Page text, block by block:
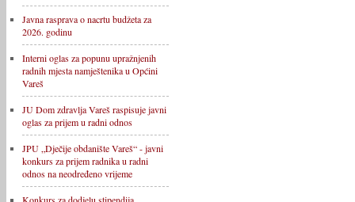
Javna rasprava o nacrtu budžeta za
2026. godinu
Interni oglas za popunu upražnjenih
radnih mjesta namještenika u Općini
Vareš
JU Dom zdravlja Vareš raspisuje javni
oglas za prijem u radni odnos
JPU „Dječije obdanište Vareš“ - javni
konkurs za prijem radnika u radni
odnos na neodređeno vrijeme